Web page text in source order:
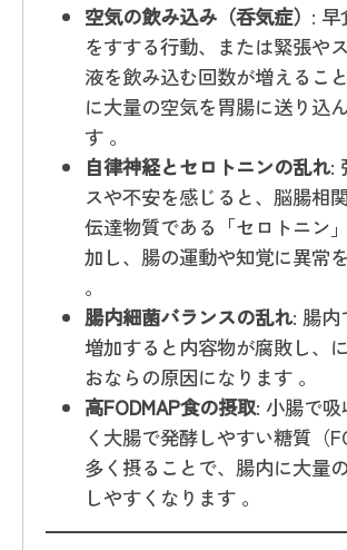
空気の飲み込み（呑気症） : 早
をすする行動、または緊張や
液を飲み込む回数が増えるこ
に大量の空気を胃腸に送り込
す 。
自律神経とセロトニンの乱れ:
スや不安を感じると、脳腸相
伝達物質である「セロトニン
加し、腸の運動や知覚に異常
。
腸内細菌バランスの乱れ: 腸内
増加すると内容物が腐敗し、
おならの原因になります 。
高FODMAP食の摂取: 小腸で吸
く大腸で発酵しやすい糖質（
多く摂ることで、腸内に大量
しやすくなります 。